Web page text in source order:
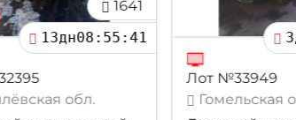
3дн08:55:39
Лот №33949
Гомельская обл.
-10%
Лот